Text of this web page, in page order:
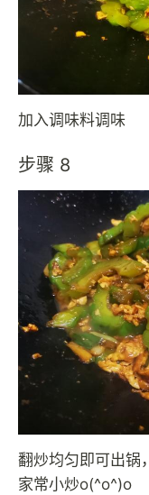
加入调味料调味
步骤 8
翻炒均匀即可出锅
家常小炒o(^o^)o